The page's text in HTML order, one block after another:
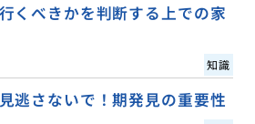
くべきかを判断する上での家
知識
逃さないで！期発見の重要性